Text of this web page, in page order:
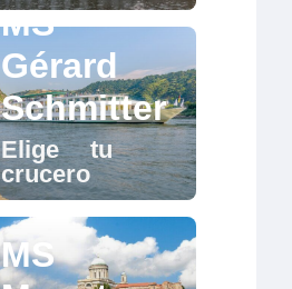
MS
Gérard
Schmitter
Elige tu
crucero
MS